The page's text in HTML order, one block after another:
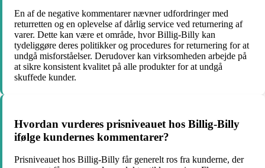
En af de negative kommentarer nævner udfordringer med
returretten og en oplevelse af dårlig service ved returnering af
varer. Dette kan være et område, hvor Billig-Billy kan
tydeliggøre deres politikker og procedures for returnering for at
undgå misforståelser. Derudover kan virksomheden arbejde på
at sikre konsistent kvalitet på alle produkter for at undgå
skuffede kunder.
Hvordan vurderes prisniveauet hos Billig-Billy
ifølge kundernes kommentarer?
Prisniveauet hos Billig-Billy får generelt ros fra kunderne, der